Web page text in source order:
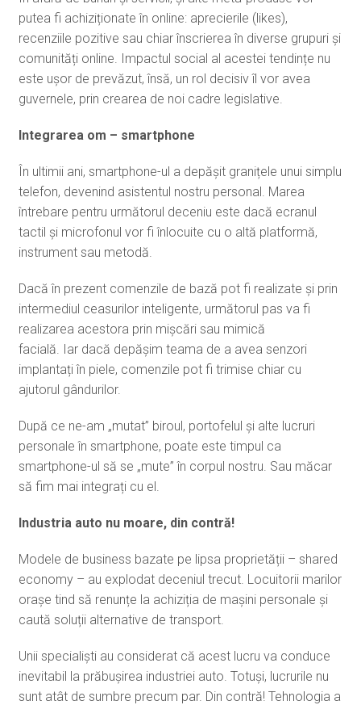
putea fi achiziționate în online: aprecierile (likes),
recenziile pozitive sau chiar înscrierea în diverse grupuri și
comunități online. Impactul social al acestei tendințe nu
este ușor de prevăzut, însă, un rol decisiv îl vor avea
guvernele, prin crearea de noi cadre legislative.
Integrarea om – smartphone
În ultimii ani, smartphone-ul a depășit granițele unui simplu
telefon, devenind asistentul nostru personal. Marea
întrebare pentru următorul deceniu este dacă ecranul
tactil și microfonul vor fi înlocuite cu o altă platformă,
instrument sau metodă.
Dacă în prezent comenzile de bază pot fi realizate și prin
intermediul ceasurilor inteligente, următorul pas va fi
realizarea acestora prin mișcări sau mimică
facială. Iar dacă depășim teama de a avea senzori
implantați în piele, comenzile pot fi trimise chiar cu
ajutorul gândurilor.
După ce ne-am „mutat” biroul, portofelul și alte lucruri
personale în smartphone, poate este timpul ca
smartphone-ul să se „mute” în corpul nostru. Sau măcar
să fim mai integrați cu el.
Industria auto nu moare, din contră!
Modele de business bazate pe lipsa proprietății – shared
economy – au explodat deceniul trecut. Locuitorii marilor
orașe tind să renunțe la achiziția de mașini personale și
caută soluții alternative de transport.
Unii specialiști au considerat că acest lucru va conduce
inevitabil la prăbușirea industriei auto. Totuși, lucrurile nu
sunt atât de sumbre precum par. Din contră! Tehnologia a